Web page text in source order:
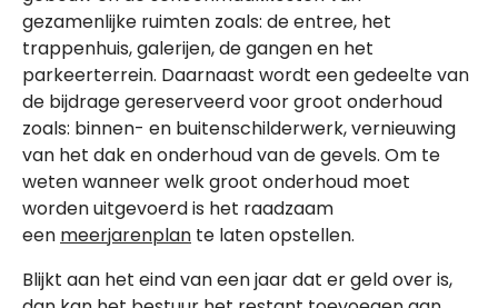
gezamenlijke ruimten zoals: de entree, het
trappenhuis, galerijen, de gangen en het
parkeerterrein. Daarnaast wordt een gedeelte van
de bijdrage gereserveerd voor groot onderhoud
zoals: binnen- en buitenschilderwerk, vernieuwing
van het dak en onderhoud van de gevels. Om te
weten wanneer welk groot onderhoud moet
worden uitgevoerd is het raadzaam
een meerjarenplan te laten opstellen.
Blijkt aan het eind van een jaar dat er geld over is,